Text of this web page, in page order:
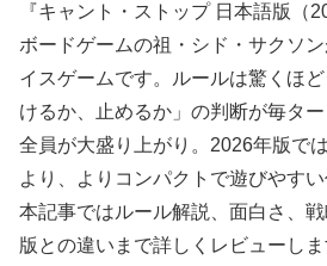
『キャント・ストップ 日本語版（
ボードゲームの祖・シド・サクソ
イスゲームです。ルールは驚くほ
けるか、止めるか」の判断が毎タ
全員が大盛り上がり。2026年版で
より、よりコンパクトで遊びやすい
本記事ではルール解説、面白さ、
版との違いまで詳しくレビューしま